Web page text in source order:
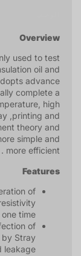
Overview
used to test
oil and
advance
complete a
high
,printing and
theory and
simple and
more efficient .
Features
of
time.
of
by Stray
leakage